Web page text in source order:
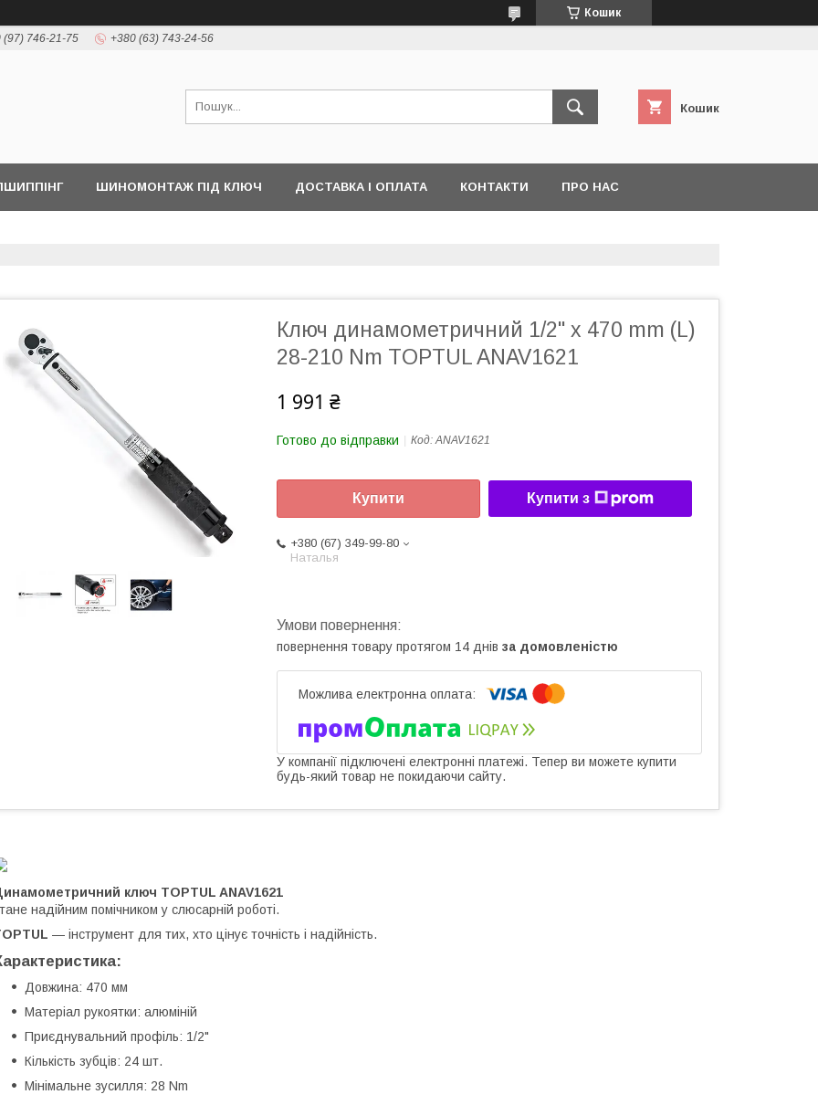
Кошик
(97) 746-21-75 +380 (63) 743-24-56
Кошик
ШИНОМОНТАЖ ПІД КЛЮЧ ДОСТАВКА І ОПЛАТА КОНТАКТИ ПРО НАС
Ключ динамометричний 1/2" x 470 mm (L)
28-210 Nm TOPTUL ANAV1621
1 991 ₴
Готово до відправки Код:ANAV1621
Купити Купити з
+380 (67) 349-99-80
Наталья
повернення товару протягом 14 днів за домовленістю
У компанії підключені електронні платежі. Тепер ви можете купити
будь-який товар не покидаючи сайту.
ключ TOPTUL ANAV1621
надійним помічником у слюсарній роботі.
— інструмент для тих, хто цінує точність і надійність.
Довжина: 470 мм
Матеріал рукоятки: алюміній
Приєднувальний профіль: 1/2"
Кількість зубців: 24 шт.
Мінімальне зусилля: 28 Nm